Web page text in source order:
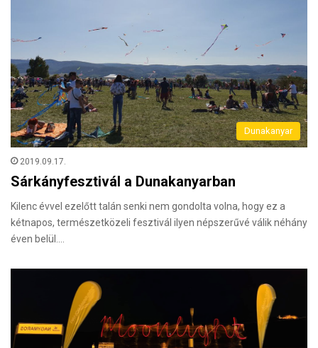
Dunakanyar
2019.09.17.
Sárkányfesztivál a Dunakanyarban
Kilenc évvel ezelőtt talán senki nem gondolta volna, hogy ez a
kétnapos, természetközeli fesztivál ilyen népszerűvé válik néhány
éven belül.…